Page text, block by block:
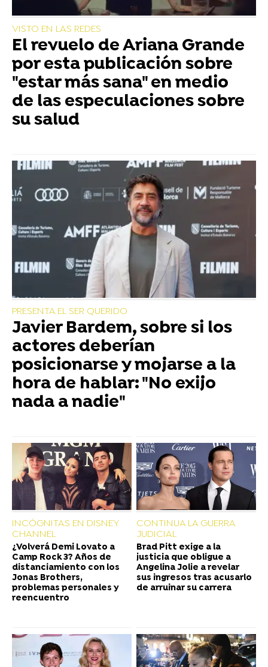
VISTO EN LAS REDES
El revuelo de Ariana Grande
por esta publicación sobre
"estar más sana" en medio
de las especulaciones sobre
su salud
PRESENTA EL SER QUERIDO
Javier Bardem, sobre si los
actores deberían
posicionarse y mojarse a la
hora de hablar: "No exijo
nada a nadie"
INCÓGNITAS EN DISNEY
CHANNEL
¿Volverá Demi Lovato a
Camp Rock 3? Años de
distanciamiento con los
Jonas Brothers,
problemas personales y
reencuentro
CONTINUA LA GUERRA
JUDICIAL
Brad Pitt exige a la
justicia que obligue a
Angelina Jolie a revelar
sus ingresos tras acusarlo
de arruinar su carrera